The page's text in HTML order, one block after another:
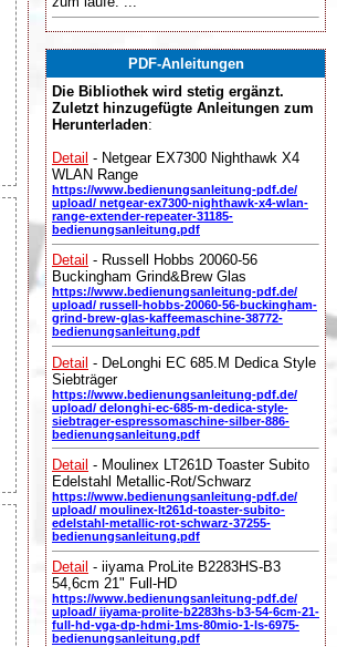
PDF-Anleitungen
Die Bibliothek wird stetig ergänzt.
Zuletzt hinzugefügte Anleitungen zum
Herunterladen:
Detail - Netgear EX7300 Nighthawk X4
WLAN Range
https://www.bedienungsanleitung-pdf.de/
upload/ netgear-ex7300-nighthawk-x4-wlan-
range-extender-repeater-31185-
bedienungsanleitung.pdf
Detail - Russell Hobbs 20060-56
Buckingham Grind&Brew Glas
https://www.bedienungsanleitung-pdf.de/
upload/ russell-hobbs-20060-56-buckingham-
grind-brew-glas-kaffeemaschine-38772-
bedienungsanleitung.pdf
Detail - DeLonghi EC 685.M Dedica Style
Siebträger
https://www.bedienungsanleitung-pdf.de/
upload/ delonghi-ec-685-m-dedica-style-
siebtrager-espressomaschine-silber-886-
bedienungsanleitung.pdf
Detail - Moulinex LT261D Toaster Subito
Edelstahl Metallic-Rot/Schwarz
https://www.bedienungsanleitung-pdf.de/
upload/ moulinex-lt261d-toaster-subito-
edelstahl-metallic-rot-schwarz-37255-
bedienungsanleitung.pdf
Detail - iiyama ProLite B2283HS-B3
54,6cm 21" Full-HD
https://www.bedienungsanleitung-pdf.de/
upload/ iiyama-prolite-b2283hs-b3-54-6cm-21-
full-hd-vga-dp-hdmi-1ms-80mio-1-ls-6975-
bedienungsanleitung.pdf